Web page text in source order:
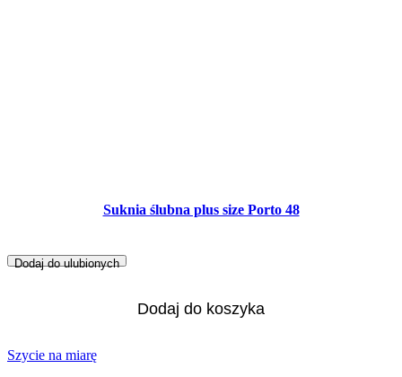
Suknia ślubna plus size Porto 48
Dodaj do ulubionych
Dodaj do koszyka
Szycie na miarę